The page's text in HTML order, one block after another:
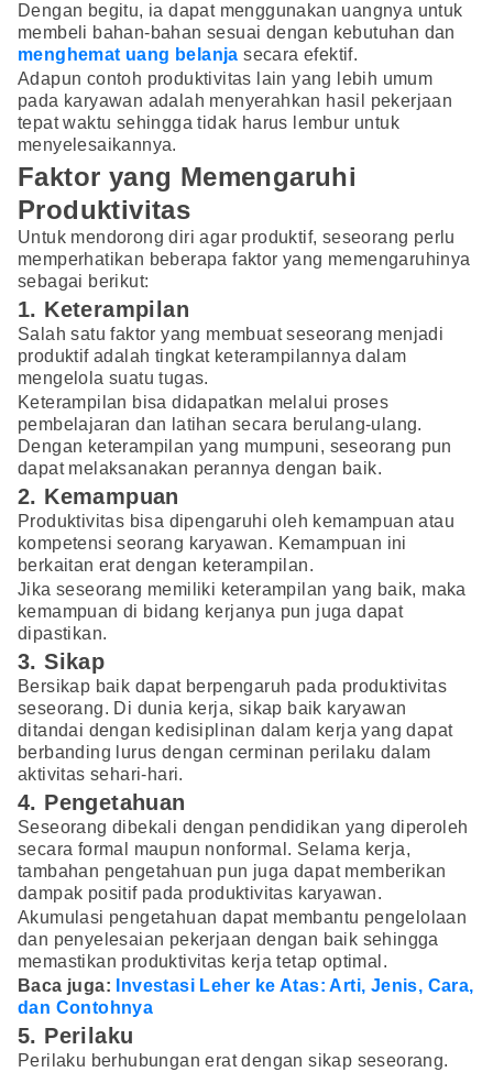
Dengan begitu, ia dapat menggunakan uangnya untuk
membeli bahan-bahan sesuai dengan kebutuhan dan
menghemat uang belanja secara efektif.
Adapun contoh produktivitas lain yang lebih umum
pada karyawan adalah menyerahkan hasil pekerjaan
tepat waktu sehingga tidak harus lembur untuk
menyelesaikannya.
Faktor yang Memengaruhi
Produktivitas
Untuk mendorong diri agar produktif, seseorang perlu
memperhatikan beberapa faktor yang memengaruhinya
sebagai berikut:
1. Keterampilan
Salah satu faktor yang membuat seseorang menjadi
produktif adalah tingkat keterampilannya dalam
mengelola suatu tugas.
Keterampilan bisa didapatkan melalui proses
pembelajaran dan latihan secara berulang-ulang.
Dengan keterampilan yang mumpuni, seseorang pun
dapat melaksanakan perannya dengan baik.
2. Kemampuan
Produktivitas bisa dipengaruhi oleh kemampuan atau
kompetensi seorang karyawan. Kemampuan ini
berkaitan erat dengan keterampilan.
Jika seseorang memiliki keterampilan yang baik, maka
kemampuan di bidang kerjanya pun juga dapat
dipastikan.
3. Sikap
Bersikap baik dapat berpengaruh pada produktivitas
seseorang. Di dunia kerja, sikap baik karyawan
ditandai dengan kedisiplinan dalam kerja yang dapat
berbanding lurus dengan cerminan perilaku dalam
aktivitas sehari-hari.
4. Pengetahuan
Seseorang dibekali dengan pendidikan yang diperoleh
secara formal maupun nonformal. Selama kerja,
tambahan pengetahuan pun juga dapat memberikan
dampak positif pada produktivitas karyawan.
Akumulasi pengetahuan dapat membantu pengelolaan
dan penyelesaian pekerjaan dengan baik sehingga
memastikan produktivitas kerja tetap optimal.
Baca juga:
Investasi Leher ke Atas: Arti, Jenis, Cara,
dan Contohnya
5. Perilaku
Perilaku berhubungan erat dengan sikap seseorang.